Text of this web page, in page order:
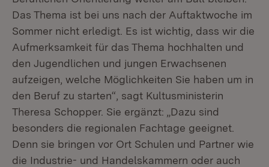
Das Thema ist bei uns nach der Auftaktwoche im
Sommer nicht erledigt. Es ist wichtig, dass wir die
Aufmerksamkeit für das Thema hochhalten und
den Jugendlichen und jungen Erwachsenen
aufzeigen, welche Möglichkeiten Sie haben um in
den Beruf zu starten“, sagt Kultusministerin
Theresa Schopper. Sie ergänzt: „Dazu sind
besonders die regionalen Fachtage geeignet.
Denn sie bringen vor Ort Schulen und Partner wie
die Industrie- und Handelskammern oder auch